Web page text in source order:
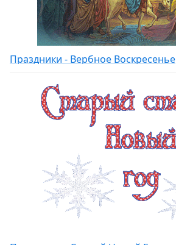
Праздники - Вербное Воскресенье